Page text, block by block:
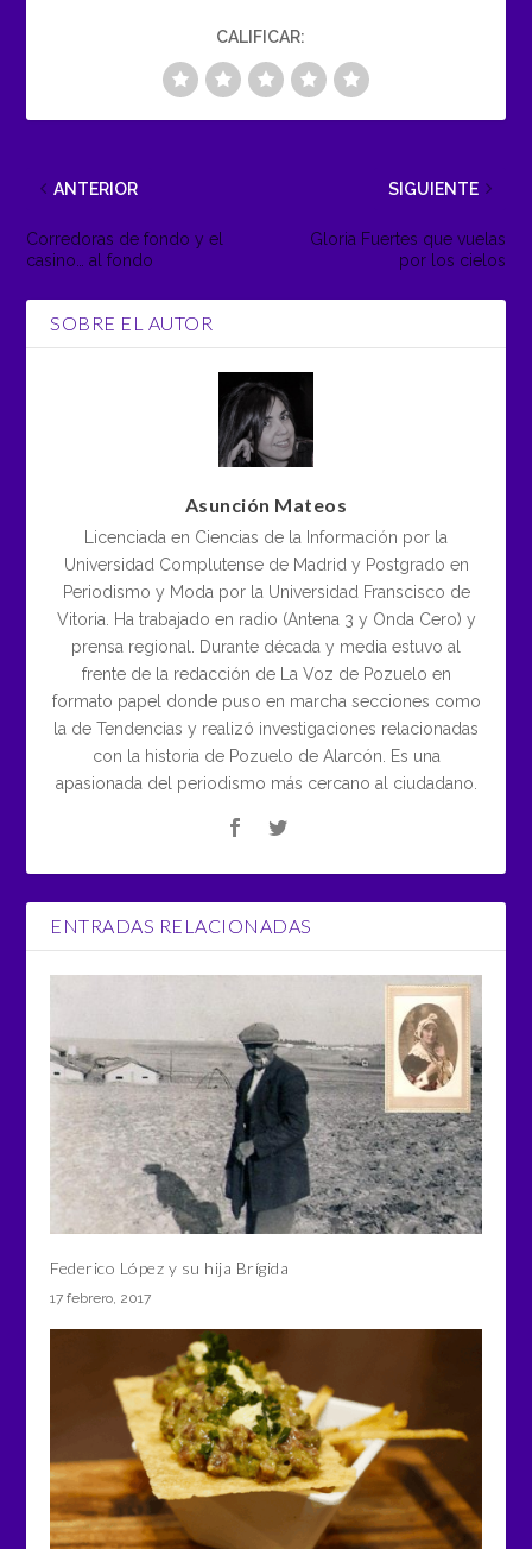
CALIFICAR:
ANTERIOR
Corredoras de fondo y el
casino… al fondo
SIGUIENTE
Gloria Fuertes que vuelas
por los cielos
SOBRE EL AUTOR
Asunción Mateos
Licenciada en Ciencias de la Información por la
Universidad Complutense de Madrid y Postgrado en
Periodismo y Moda por la Universidad Franscisco de
Vitoria. Ha trabajado en radio (Antena 3 y Onda Cero) y
prensa regional. Durante década y media estuvo al
frente de la redacción de La Voz de Pozuelo en
formato papel donde puso en marcha secciones como
la de Tendencias y realizó investigaciones relacionadas
con la historia de Pozuelo de Alarcón. Es una
apasionada del periodismo más cercano al ciudadano.
ENTRADAS RELACIONADAS
Federico López y su hija Brígida
17 febrero, 2017